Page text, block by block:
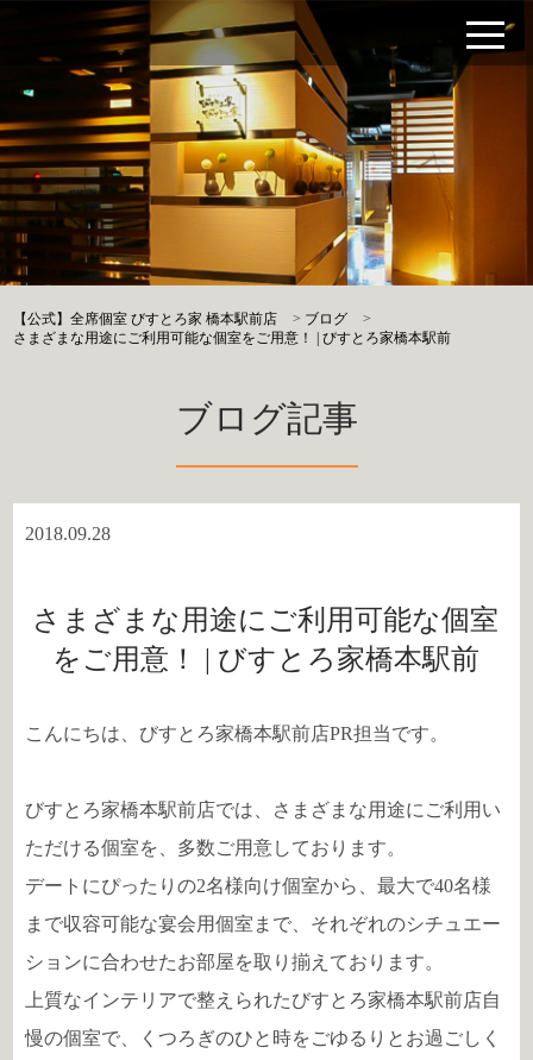
【公式】全席個室 びすとろ家 橋本駅前店 > ブログ
>
さまざまな用途にご利用可能な個室をご用意！ | びすとろ家橋本駅前
ブログ記事
2018.09.28
さまざまな用途にご利用可能な個室
をご用意！ | びすとろ家橋本駅前
こんにちは、びすとろ家橋本駅前店PR担当です。
びすとろ家橋本駅前店では、さまざまな用途にご利用い
ただける個室を、多数ご用意しております。
デートにぴったりの2名様向け個室から、最大で40名様
まで収容可能な宴会用個室まで、それぞれのシチュエー
ションに合わせたお部屋を取り揃えております。
上質なインテリアで整えられたびすとろ家橋本駅前店自
慢の個室で、くつろぎのひと時をごゆるりとお過ごしく